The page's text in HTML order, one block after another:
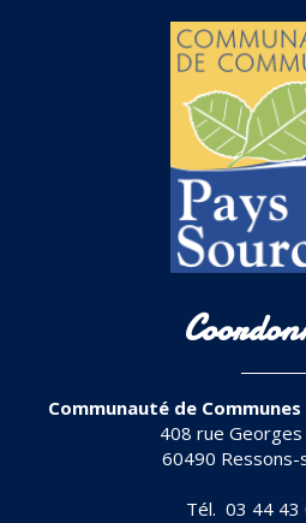
Communauté de
408 rue Georges
60490
Tél. 03 44 43